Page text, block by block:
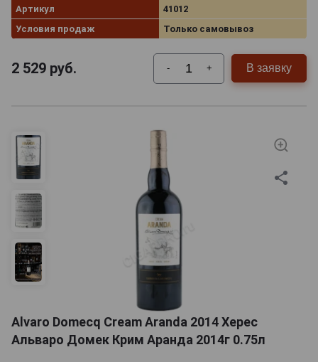
Артикул
41012
Условия продаж
Только самовывоз
2 529 руб. - + В заявку
Alvaro Domecq Cream Aranda 2014 Херес
Альваро Домек Крим Аранда 2014г 0.75л